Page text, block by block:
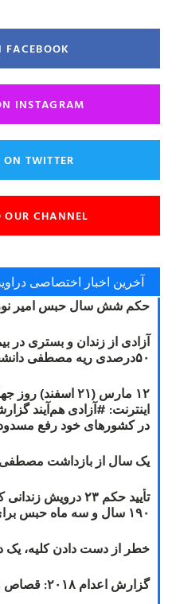
FACEBOOK
INSTAGRAM
TWITTER
OUR CHANNEL
آخرین اخبار اختصاصی
حکم شش سال حبس امیر
آزادی از زندان و بستری در
۵۰درصدی ریه مصطفی دانشجو
۱۲ مارس (۲۱
در کشورهای خود رفع
یک سال از بازداشت
تأیید حکم ۲۳
۱۹۰ سال و سه ماه حبس برای ۲۳ درویش گنابادی قطعی شد
خطر از دست دادن کلیه، یک
گزارش اعدام ۲۰۱۸: قصاص و بخشش